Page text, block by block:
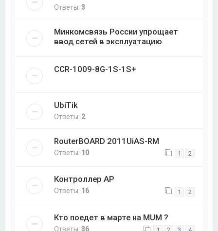
Ответы:3
Минкомсвязь России упрощает
ввод сетей в эксплуатацию
CCR-1009-8G-1S-1S+
UbiTik
Ответы: 2
RouterBOARD 2011UiAS-RM
Ответы: 10 1 2
Контроллер AP
Ответы: 16 1 2
Кто поедет в марте на MUM ?
Ответы:36